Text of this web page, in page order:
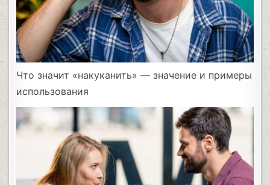
Что значит «накуканить» — значение и примеры
использования